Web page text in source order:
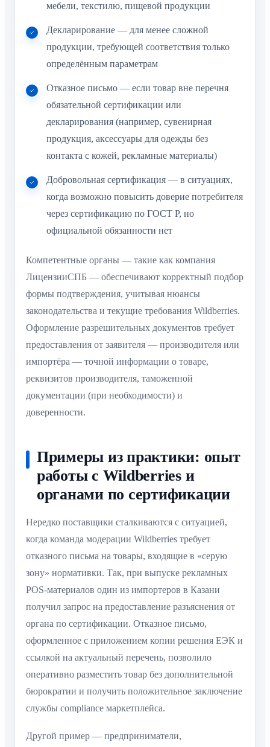
мебели, текстилю, пищевой продукции
Декларирование — для менее сложной
продукции, требующей соответствия только
определённым параметрам
Отказное письмо — если товар вне перечня
обязательной сертификации или
декларирования (например, сувенирная
продукция, аксессуары для одежды без
контакта с кожей, рекламные материалы)
Добровольная сертификация — в ситуациях,
когда возможно повысить доверие потребителя
через сертификацию по ГОСТ Р, но
официальной обязанности нет
Компетентные органы — такие как компания
ЛицензииСПБ — обеспечивают корректный подбор
формы подтверждения, учитывая нюансы
законодательства и текущие требования Wildberries.
Оформление разрешительных документов требует
предоставления от заявителя — производителя или
импортёра — точной информации о товаре,
реквизитов производителя, таможенной
документации (при необходимости) и
доверенности.
Примеры из практики: опыт
работы с Wildberries и
органами по сертификации
Нередко поставщики сталкиваются с ситуацией,
когда команда модерации Wildberries требует
отказного письма на товары, входящие в «серую
зону» нормативки. Так, при выпуске рекламных
POS-материалов один из импортеров в Казани
получил запрос на предоставление разъяснения от
органа по сертификации. Отказное письмо,
оформленное с приложением копии решения ЕЭК и
ссылкой на актуальный перечень, позволило
оперативно разместить товар без дополнительной
бюрократии и получить положительное заключение
службы compliance маркетплейса.
Другой пример — предприниматели,